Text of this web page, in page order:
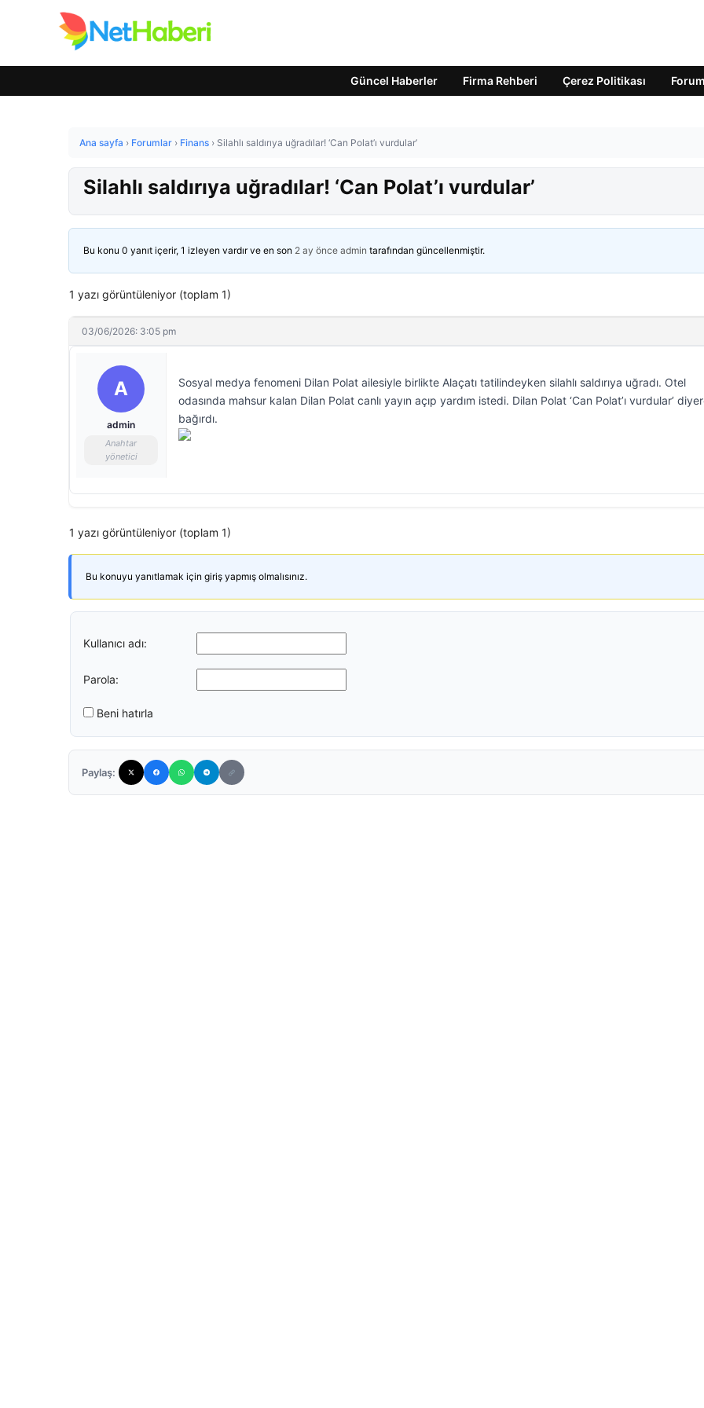
Güncel Haberler Firma Rehberi Çerez Politikası Forum
Ana sayfa › Forumlar › Finans › Silahlı saldırıya uğradılar! ‘Can Polat’ı vurdular’
Silahlı saldırıya uğradılar! ‘Can Polat’ı vurdular’
Bu konu 0 yanıt içerir, 1 izleyen vardır ve en son 2 ay önce admin tarafından güncellenmiştir.
1 yazı görüntüleniyor (toplam 1)
03/06/2026: 3:05 pm
A
admin
Anahtar
yönetici
Sosyal medya fenomeni Dilan Polat ailesiyle birlikte Alaçatı tatilindeyken silahlı saldırıya uğradı. Otel
odasında mahsur kalan Dilan Polat canlı yayın açıp yardım istedi. Dilan Polat ‘Can Polat’ı vurdular’
bağırdı.
1 yazı görüntüleniyor (toplam 1)
Bu konuyu yanıtlamak için giriş yapmış olmalısınız.
Kullanıcı adı:
Parola:
Beni hatırla
Paylaş: